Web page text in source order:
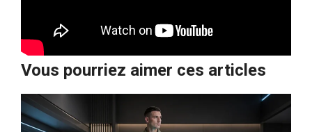
Vous pourriez aimer ces articles